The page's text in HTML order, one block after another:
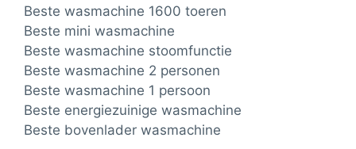
Beste wasmachine 1600 toeren
Beste mini wasmachine
Beste wasmachine stoomfunctie
Beste wasmachine 2 personen
Beste wasmachine 1 persoon
Beste energiezuinige wasmachine
Beste bovenlader wasmachine